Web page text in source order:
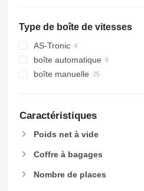
Type de boîte de vitesses
AS-Tronic
boîte automatique
boîte manuelle
Caractéristiques
Poids net à vide
Coffre à bagages
Nombre de places